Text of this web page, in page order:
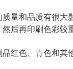
量和品质有很
后再印刷色彩较
红色、青色和其